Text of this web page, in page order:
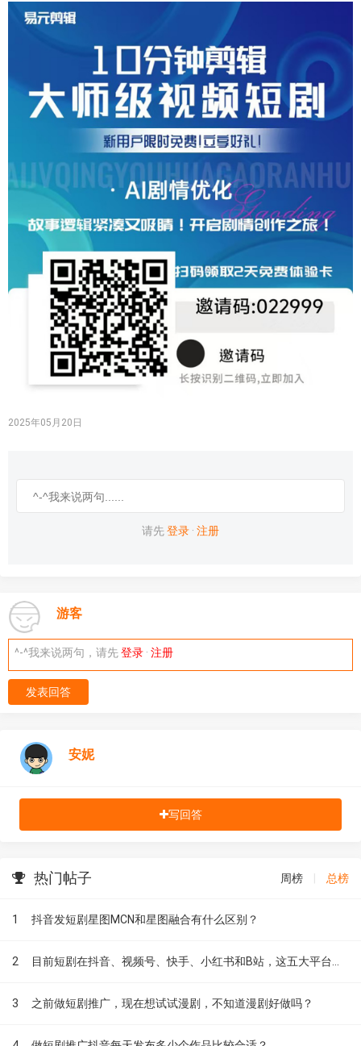
2025年05月20日
请先登录 · 注册
游客
^-^我来说两句，请先登录 · 注册
发表回答
安妮
写回答
热门帖子 周榜 总榜
1 抖音发短剧星图MCN和星图融合有什么区别？
2
3 之前做短剧推广，现在想试试漫剧，不知道漫剧好做吗？